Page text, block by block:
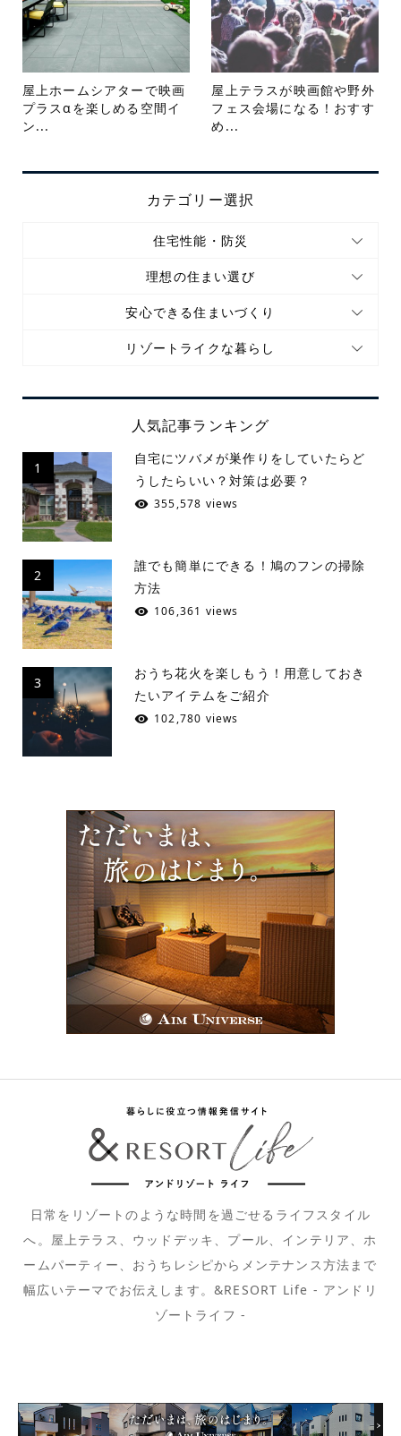
屋上ホームシアターで映画
プラスαを楽しめる空間イ
ン...
屋上テラスが映画館や野外
フェス会場になる！おすす
め...
カテゴリー選択
住宅性能・防災
理想の住まい選び
安心できる住まいづくり
リゾートライクな暮らし
人気記事ランキング
1
自宅にツバメが巣作りをしていたらど
うしたらいい？対策は必要？
355,578 views
2
誰でも簡単にできる！鳩のフンの掃除
方法
106,361 views
3
おうち花火を楽しもう！用意しておき
たいアイテムをご紹介
102,780 views
日常をリゾートのような時間を過ごせるライフスタイル
へ。屋上テラス、ウッドデッキ、プール、インテリア、ホ
ームパーティー、おうちレシピからメンテナンス方法まで
幅広いテーマでお伝えします。&RESORT Life - アンドリ
ゾートライフ -